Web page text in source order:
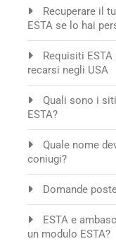
Recuperare il
ESTA se lo hai
Requisiti
recarsi negli USA
Quali sono i
ESTA?
Quale nome
coniugi?
Domande
ESTA e
un modulo ESTA?